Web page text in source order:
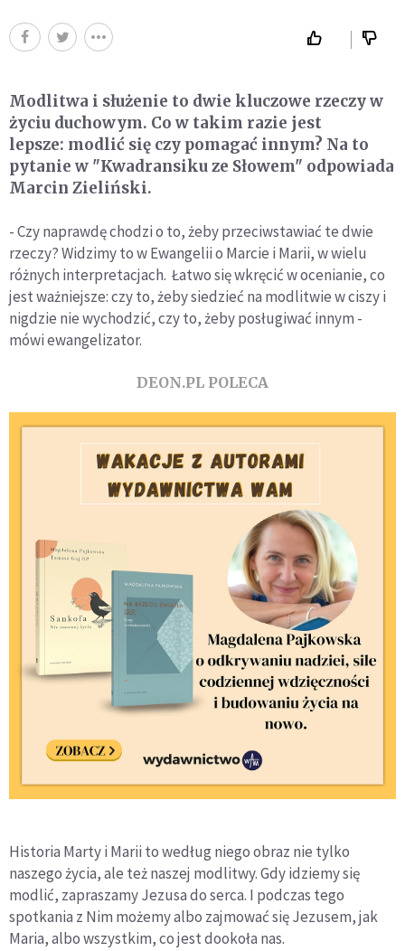
Modlitwa i służenie to dwie kluczowe rzeczy w
życiu duchowym. Co w takim razie jest
lepsze: modlić się czy pomagać innym? Na to
pytanie w "Kwadransiku ze Słowem" odpowiada
Marcin Zieliński.
- Czy naprawdę chodzi o to, żeby przeciwstawiać te dwie
rzeczy? Widzimy to w Ewangelii o Marcie i Marii, w wielu
różnych interpretacjach. Łatwo się wkręcić w ocenianie, co
jest ważniejsze: czy to, żeby siedzieć na modlitwie w ciszy i
nigdzie nie wychodzić, czy to, żeby posługiwać innym -
mówi ewangelizator.
DEON.PL POLECA
Historia Marty i Marii to według niego obraz nie tylko
naszego życia, ale też naszej modlitwy. Gdy idziemy się
modlić, zapraszamy Jezusa do serca. I podczas tego
spotkania z Nim możemy albo zajmować się Jezusem, jak
Maria, albo wszystkim, co jest dookoła nas.